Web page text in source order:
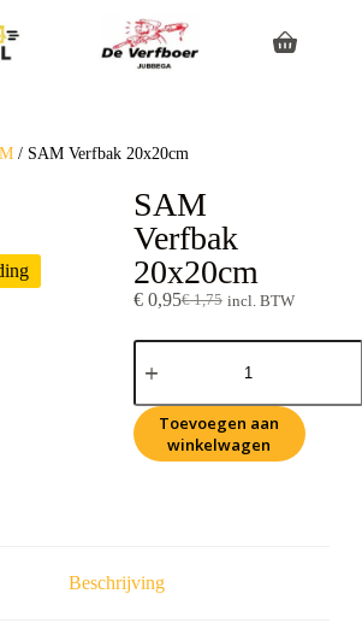
/ SAM Verfbak 20x20cm
SAM
Verfbak
20x20cm
€1,75
€0,95 incl. BTW
Toevoegen aan
winkelwagen
Beschrijving